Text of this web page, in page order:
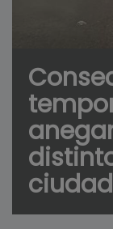
ciudad